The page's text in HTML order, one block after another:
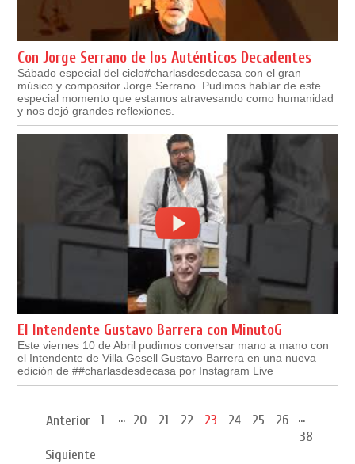
Con Jorge Serrano de los Auténticos Decadentes
Sábado especial del ciclo#charlasdesdecasa con el gran
músico y compositor Jorge Serrano. Pudimos hablar de este
especial momento que estamos atravesando como humanidad
y nos dejó grandes reflexiones.
El Intendente Gustavo Barrera con MinutoG
Este viernes 10 de Abril pudimos conversar mano a mano con
el Intendente de Villa Gesell Gustavo Barrera en una nueva
edición de ##charlasdesdecasa por Instagram Live
Anterior 1 ... 20 21 22 23 24 25 26
...
38
Siguiente